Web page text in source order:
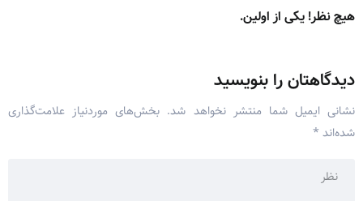
هیچ نظر! یکی از اولین.
دیدگاهتان را بنویسید
نشانی ایمیل شما منتشر نخواهد شد. بخش‌های موردنیاز علامت‌گذاری
شده‌اند *